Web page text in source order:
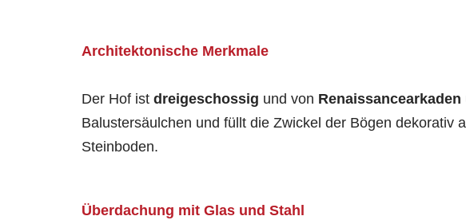
Architektonische Merkmale
Der Hof ist dreigeschossig und von Renaissancearkaden
Balustersäulchen und füllt die Zwickel der Bögen dekorativ
Steinboden.
Überdachung mit Glas und Stahl